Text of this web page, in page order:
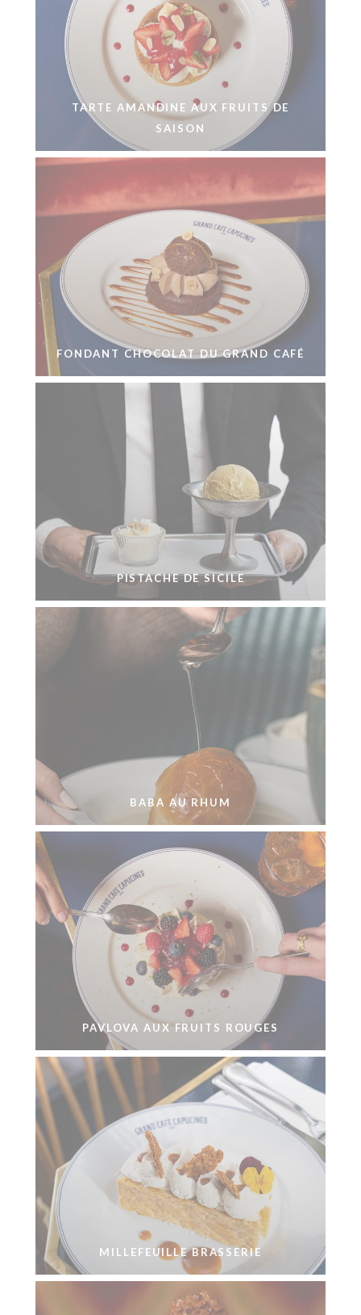
TARTE AMANDINE AUX FRUITS DE
SAISON
FONDANT CHOCOLAT DU GRAND CAFÉ
PISTACHE DE SICILE
BABA AU RHUM
PAVLOVA AUX FRUITS ROUGES
MILLEFEUILLE BRASSERIE